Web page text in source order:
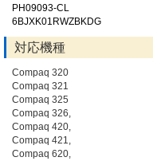
PH09093-CL
6BJXK01RWZBKDG
対応機種
Compaq 320
Compaq 321
Compaq 325
Compaq 326,
Compaq 420,
Compaq 421,
Compaq 620,